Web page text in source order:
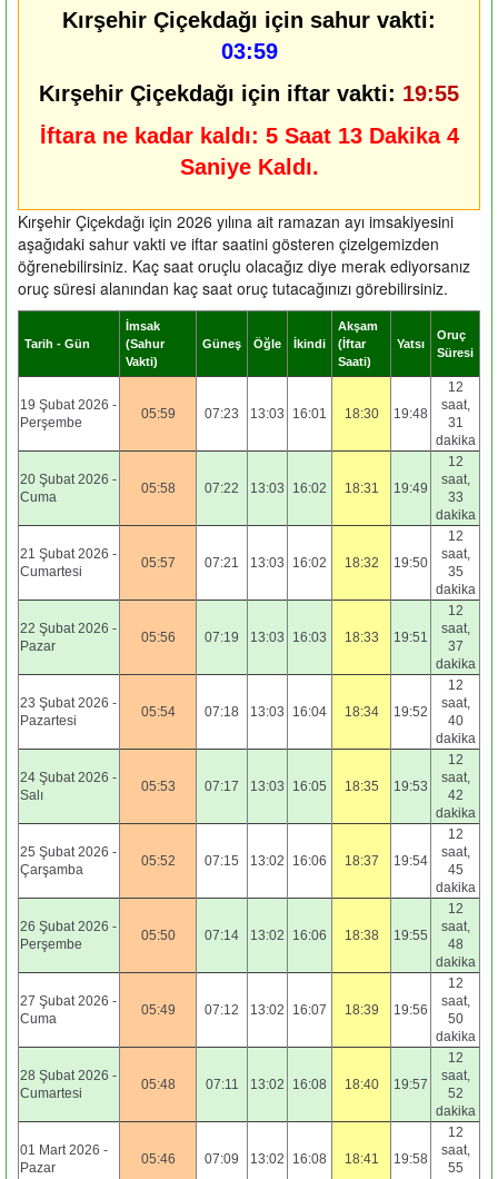
Kırşehir Çiçekdağı için sahur vakti:
03:59
Kırşehir Çiçekdağı için iftar vakti: 19:55
İftara ne kadar kaldı: 5 Saat 13 Dakika 3
Saniye Kaldı.
Kırşehir Çiçekdağı için 2026 yılına ait ramazan ayı imsakiyesini
aşağıdaki sahur vakti ve iftar saatini gösteren çizelgemizden
öğrenebilirsiniz. Kaç saat oruçlu olacağız diye merak ediyorsanız
oruç süresi alanından kaç saat oruç tutacağınızı görebilirsiniz.
Tarih - Gün
İmsak
(Sahur
Vakti)
Güneş Öğle İkindi
Akşam
(İftar
Saati)
Yatsı
Oruç
Süresi
19 Şubat 2026 -
Perşembe
05:59 07:23 13:03 16:01 18:30 19:48
12
saat,
31
dakika
20 Şubat 2026 -
Cuma
05:58 07:22 13:03 16:02 18:31 19:49
12
saat,
33
dakika
21 Şubat 2026 -
Cumartesi
05:57 07:21 13:03 16:02 18:32 19:50
12
saat,
35
dakika
22 Şubat 2026 -
Pazar
05:56 07:19 13:03 16:03 18:33 19:51
12
saat,
37
dakika
23 Şubat 2026 -
Pazartesi
05:54 07:18 13:03 16:04 18:34 19:52
12
saat,
40
dakika
24 Şubat 2026 -
Salı
05:53 07:17 13:03 16:05 18:35 19:53
12
saat,
42
dakika
25 Şubat 2026 -
Çarşamba
05:52 07:15 13:02 16:06 18:37 19:54
12
saat,
45
dakika
26 Şubat 2026 -
Perşembe
05:50 07:14 13:02 16:06 18:38 19:55
12
saat,
48
dakika
27 Şubat 2026 -
Cuma
05:49 07:12 13:02 16:07 18:39 19:56
12
saat,
50
dakika
28 Şubat 2026 -
Cumartesi
05:48 07:11 13:02 16:08 18:40 19:57
12
saat,
52
dakika
01 Mart 2026 -
Pazar
05:46 07:09 13:02 16:08 18:41 19:58
12
saat,
55